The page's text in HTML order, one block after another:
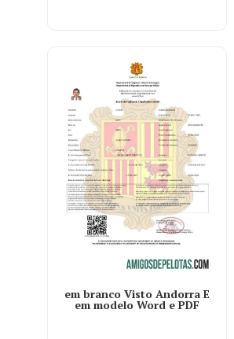
em branco Visto Andorra E
em modelo Word e PDF